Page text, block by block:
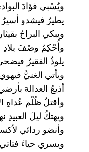
ويُسْبي فؤادَ
يطيرُ فيشدو
ويبكي البراحُ
وأُحْكِمُ وصْفَ بلادِ
يلوذُ الفقيرُ
ويأتي الغنيُّ
أذيعُ العدالهَ
وأقتلُ ظُلْمَ عُداهِ
ويهتكُ ليلَ العبيدِ
وأنضو ردائي
ويسري حياءَ